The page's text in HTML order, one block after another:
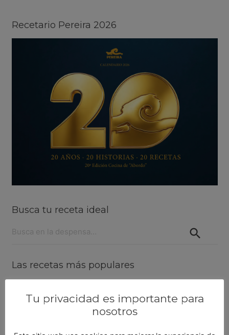
Recetario Pereira 2026
Busca tu receta ideal
Las recetas más populares
Tu privacidad es importante para
nosotros